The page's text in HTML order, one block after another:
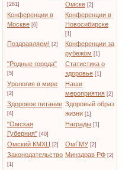
[281]
Омске [2]
Конференции в
Москве [6]
Конференции в
Новосибирске
[1]
Поздравляем! [2]
Конференции за
рубежом [1]
"Родные города"
[5]
Статистика о
здоровье [1]
Урология в мире
[2]
Наши
мероприятия [2]
Здоровое питание
[4]
Здоровый образ
жизни [1]
"Омская
Губерния" [40]
Награды [1]
Омский КМХЦ [2] ОмГМУ [2]
Законодательство
[1]
Минздрав РФ [2]